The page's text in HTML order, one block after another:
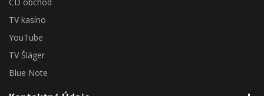
TV kasíno
YouTube
TV Šláger
Blue Note